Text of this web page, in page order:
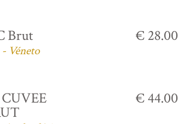
Brut
Véneto
€ 28.00
€ 44.00